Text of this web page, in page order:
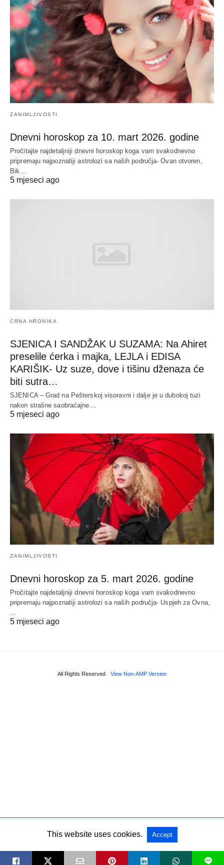
ZANIMLJIVOSTI
Dnevni horoskop za 10. mart 2026. godine
Pročitajte najdetaljniji dnevni horoskop koga vam svakodnevno
pripremaju najpoznatiji astrolozi sa naših područja- Ovan otvoren,
Bik…
5 mjeseci ago
CRNA HRONIKA
SJENICA I SANDŽAK U SUZAMA: Na Ahiret
preselile ćerka i majka, LEJLA i EDISA
KARIŠIK- Uz suze, dove i tišinu dženaza će
biti sutra…
SJENICA – Grad na Pešterskoj visoravni i dalje je u dubokoj tuzi
nakon strašne saobraćajne…
5 mjeseci ago
ZANIMLJIVOSTI
Dnevni horoskop za 5. mart 2026. godine
Pročitajte najdetaljniji dnevni horoskop koga vam svakodnevno
pripremaju najpoznatiji astrolozi sa naših područja- Uspjeh za Ovna,
5 mjeseci ago
All Rights Reserved View Non-AMP Version
L
This website uses cookies. Accept